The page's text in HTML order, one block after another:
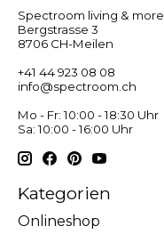
Spectroom living & more
Bergstrasse 3
8706 CH-Meilen
+41 44 923 08 08
info@spectroom.ch
Mo - Fr: 10:00 - 18:30 Uhr
Sa: 10:00 - 16:00 Uhr
Kategorien
Onlineshop